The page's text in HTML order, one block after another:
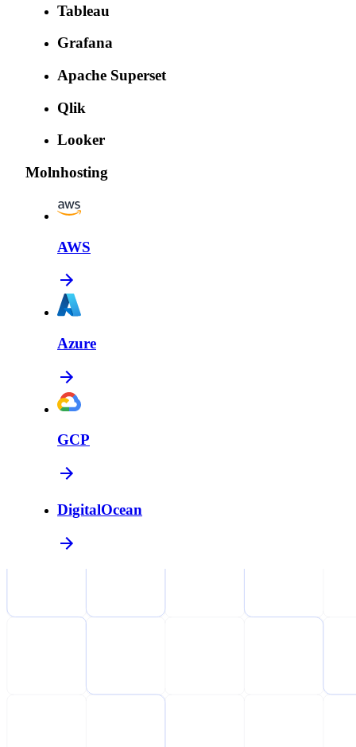
Tableau
Grafana
Apache Superset
Qlik
Looker
Molnhosting
AWS
Azure
GCP
DigitalOcean